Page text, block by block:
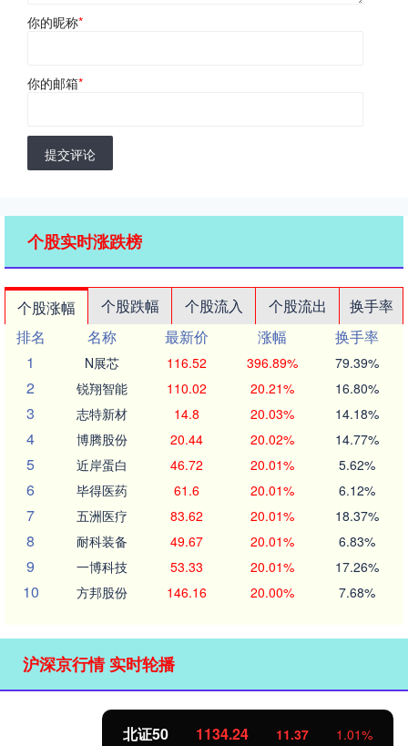
你的昵称*
你的邮箱*
提交评论
个股实时涨跌榜
个股涨幅 个股跌幅 个股流入 个股流出
换手率
排名
名称 最新价 涨幅
换手率
1
N展芯 116.52 396.89% 79.39%
2 锐翔智能 110.02 20.21% 16.80%
3 志特新材 14.8 20.03% 14.18%
4 博腾股份 20.44 20.02% 14.77%
5 近岸蛋白 46.72 20.01% 5.62%
6 毕得医药 61.6 20.01% 6.12%
7 五洲医疗 83.62 20.01% 18.37%
8 耐科装备 49.67 20.01% 6.83%
9 一博科技 53.33 20.01% 17.26%
10 方邦股份 146.16 20.00% 7.68%
沪深京行情 实时轮播
北证50 1134.24 11.37 1.01%